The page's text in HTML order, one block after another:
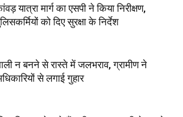
यात्रा मार्ग का एसपी ने किया निरीक्षण,
को दिए सुरक्षा के निर्देश
न बनने से रास्ते में जलभराव, ग्रामीण ने
से लगाई गुहार